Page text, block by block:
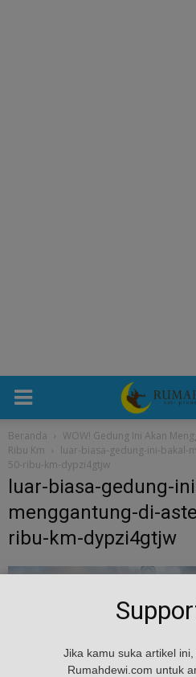
Beranda
WOW! Gedung Ini Akan
Ribu Km
luar-biasa-gedung-ini-bakal-
50-ribu-km-dypzi4gtjw
luar-biasa-gedung-
menggantung-di-
ribu-km-dypzi4gtjw
Jika kamu suka artikel
Rumahdewi.com untuk